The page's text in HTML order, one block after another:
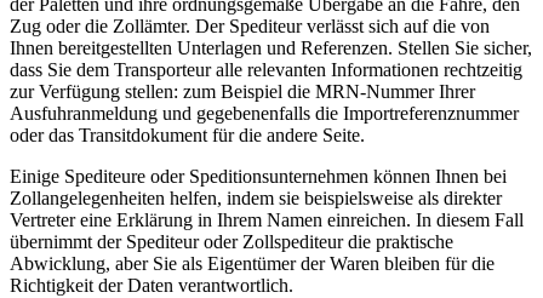
der Paletten und ihre ordnungsgemäße Übergabe an die Fähre, den
Zug oder die Zollämter. Der Spediteur verlässt sich auf die von
Ihnen bereitgestellten Unterlagen und Referenzen. Stellen Sie sicher,
dass Sie dem Transporteur alle relevanten Informationen rechtzeitig
zur Verfügung stellen: zum Beispiel die MRN-Nummer Ihrer
Ausfuhranmeldung und gegebenenfalls die Importreferenznummer
oder das Transitdokument für die andere Seite.
Einige Spediteure oder Speditionsunternehmen können Ihnen bei
Zollangelegenheiten helfen, indem sie beispielsweise als direkter
Vertreter eine Erklärung in Ihrem Namen einreichen. In diesem Fall
übernimmt der Spediteur oder Zollspediteur die praktische
Abwicklung, aber Sie als Eigentümer der Waren bleiben für die
Richtigkeit der Daten verantwortlich.